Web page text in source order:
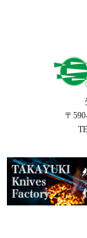
〒